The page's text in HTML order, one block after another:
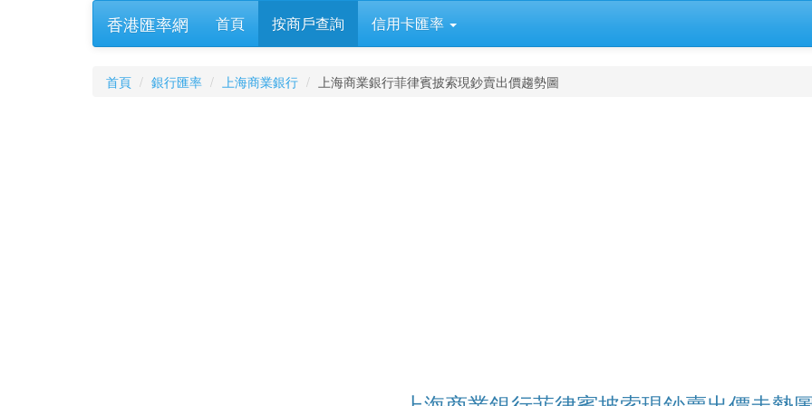
香港匯率網 首頁 按商戶查詢 信用卡匯率
首頁 銀行匯率 上海商業銀行 上海商業銀行菲律賓披索現鈔賣出價趨勢圖